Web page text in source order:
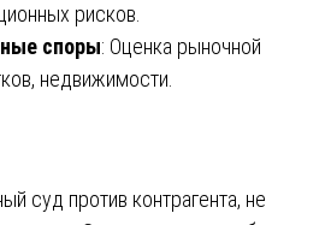
рисков.
споры: Оценка рыночной
недвижимости.
суд против контрагента, не